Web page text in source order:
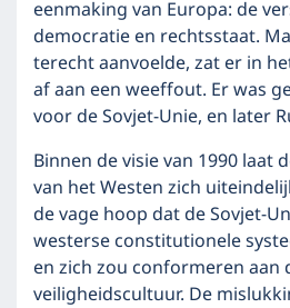
eenmaking van Europa: de
democratie en rechtsstaat.
terecht aanvoelde, zat er in
af aan een weeffout. Er was
voor de Sovjet-Unie, en later
Binnen de visie van 1990 laat
van het Westen zich
de vage hoop dat de Sovjet-
westerse constitutionele
en zich zou conformeren aan
veiligheidscultuur. De